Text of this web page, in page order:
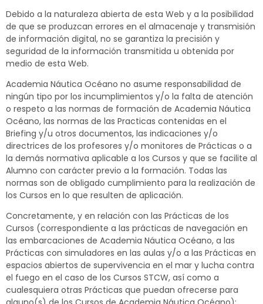
Debido a la naturaleza abierta de esta Web y a la posibilidad
de que se produzcan errores en el almacenaje y transmisión
de información digital, no se garantiza la precisión y
seguridad de la información transmitida u obtenida por
medio de esta Web.
Academia Náutica Océano no asume responsabilidad de
ningún tipo por los incumplimientos y/o la falta de atención
o respeto a las normas de formación de Academia Náutica
Océano, las normas de las Practicas contenidas en el
Briefing y/u otros documentos, las indicaciones y/o
directrices de los profesores y/o monitores de Prácticas o a
la demás normativa aplicable a los Cursos y que se facilite al
Alumno con carácter previo a la formación. Todas las
normas son de obligado cumplimiento para la realización de
los Cursos en lo que resulten de aplicación.
Concretamente, y en relación con las Prácticas de los
Cursos (correspondiente a las prácticas de navegación en
las embarcaciones de Academia Náutica Océano, a las
Prácticas con simuladores en las aulas y/o a las Prácticas en
espacios abiertos de supervivencia en el mar y lucha contra
el fuego en el caso de los Cursos STCW, así como a
cualesquiera otras Prácticas que puedan ofrecerse para